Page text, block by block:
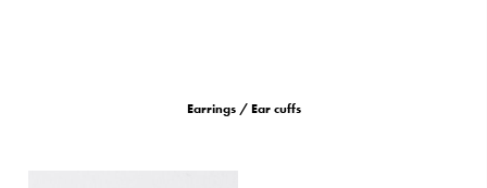
Earrings / Ear cuffs